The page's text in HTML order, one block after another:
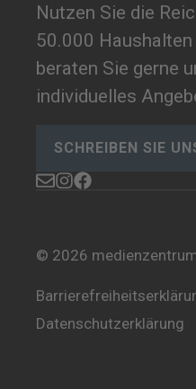
Nutzen Sie die
50.000
beraten Sie gerne
individuelles
SCHREIBEN SIE
© 2026
Datenschutzerklärung